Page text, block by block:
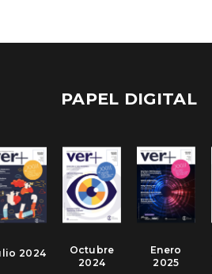
PAPEL DIGITAL
Enero
2025
Octubre
2024
2024